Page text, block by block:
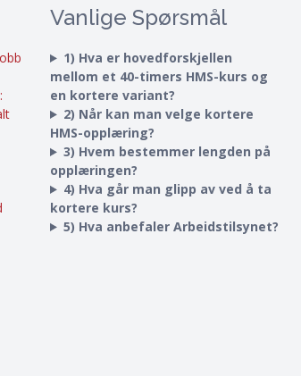
Vanlige Spørsmål
1) Hva er hovedforskjellen
mellom et 40-timers HMS-kurs og
en kortere variant?
2) Når kan man velge kortere
HMS-opplæring?
3) Hvem bestemmer lengden på
opplæringen?
4) Hva går man glipp av ved å ta
kortere kurs?
5) Hva anbefaler Arbeidstilsynet?